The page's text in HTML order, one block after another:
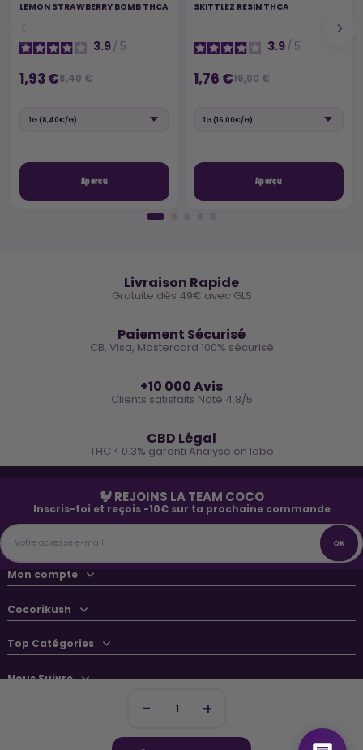
LEMON STRAWBERRY BOMB THCA
3.9/ 5
1,93 €8,40 €
Aperçu
SKITTLEZ RESIN THCA
3.9/ 5
1,76 €16,00 €
Aperçu
Livraison Rapide
Gratuite dès 49€ avec GLS
Paiement Sécurisé
CB, Visa, Mastercard 100% sécurisé
+10 000 Avis
Clients satisfaits Noté 4.8/5
CBD Légal
THC < 0.3% garanti Analysé en labo
🐓 REJOINS LA TEAM COCO
Inscris-toi et reçois -10€ sur ta prochaine commande
Mon compte
Cocorikush
Top Catégories
Nous Suivre